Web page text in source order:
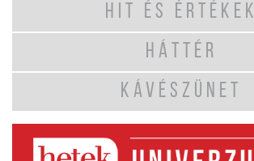
HIT ÉS ÉRTÉKEK
HÁTTÉR
KÁVÉSZÜNET